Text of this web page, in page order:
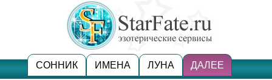
СОННИК ИМЕНА ЛУНА ДАЛЕЕ